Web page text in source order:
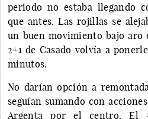
periodo no estaba llegando
que antes. Las rojillas se
un buen movimiento bajo aro
2+1 de Casado volvía a
minutos.
No darían opción a
seguían sumando con
Argenta por el centro. El